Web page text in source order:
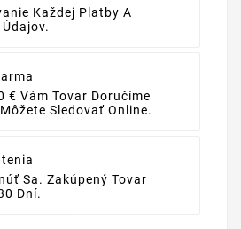
Každej Platby A
€ Vám Tovar Doručíme
Sledovať Online.
Sa. Zakúpený Tovar
Dní.